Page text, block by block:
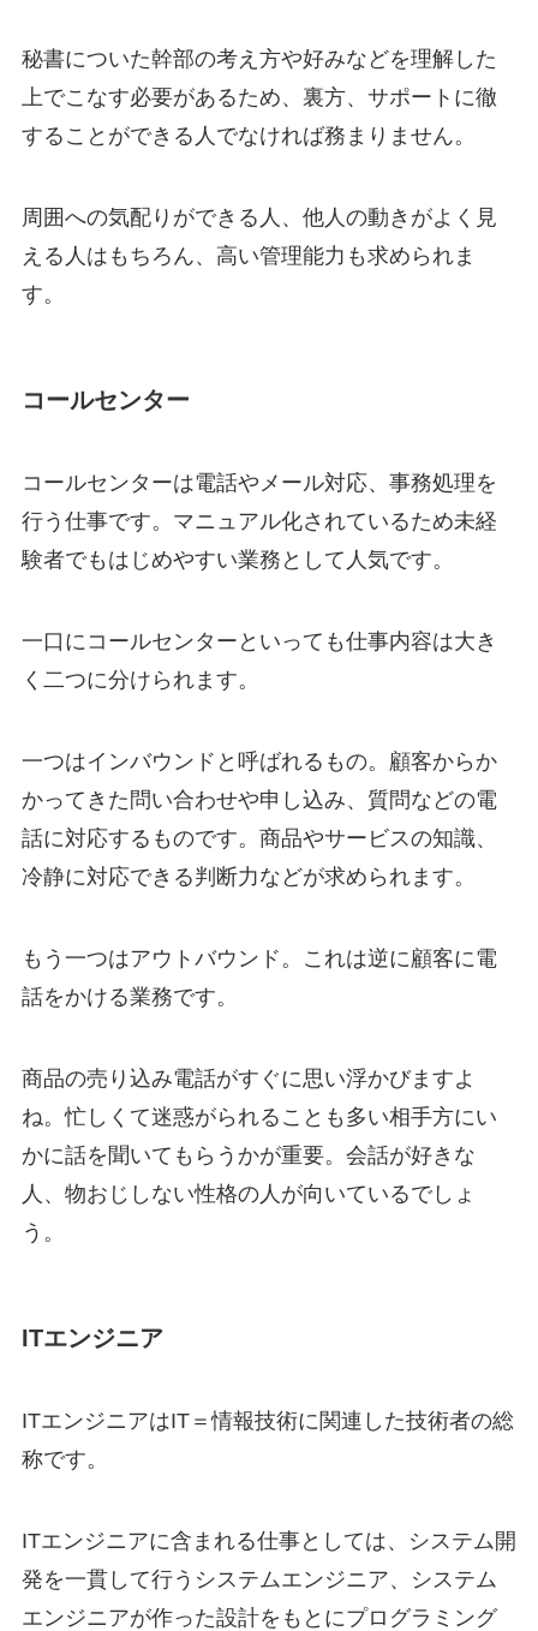
秘書についた幹部の考え方や好みなどを理解した
上でこなす必要があるため、裏方、サポートに徹
することができる人でなければ務まりません。
周囲への気配りができる人、他人の動きがよく見
える人はもちろん、高い管理能力も求められま
す。
コールセンター
コールセンターは電話やメール対応、事務処理を
行う仕事です。マニュアル化されているため未経
験者でもはじめやすい業務として人気です。
一口にコールセンターといっても仕事内容は大き
く二つに分けられます。
一つはインバウンドと呼ばれるもの。顧客からか
かってきた問い合わせや申し込み、質問などの電
話に対応するものです。商品やサービスの知識、
冷静に対応できる判断力などが求められます。
もう一つはアウトバウンド。これは逆に顧客に電
話をかける業務です。
商品の売り込み電話がすぐに思い浮かびますよ
ね。忙しくて迷惑がられることも多い相手方にい
かに話を聞いてもらうかが重要。会話が好きな
人、物おじしない性格の人が向いているでしょ
う。
ITエンジニア
ITエンジニアはIT＝情報技術に関連した技術者の総
称です。
ITエンジニアに含まれる仕事としては、システム開
発を一貫して行うシステムエンジニア、システム
エンジニアが作った設計をもとにプログラミング